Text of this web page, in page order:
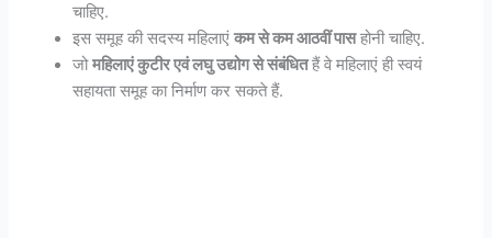
चाहिए.
इस समूह की सदस्य महिलाएंकम से कम आठवीं पासहोनी चाहिए.
जोमहिलाएं कुटीर एवं लघु उद्योग से संबंधितहैं वे महिलाएं ही स्वयं
सहायता समूह का निर्माण कर सकते हैं.